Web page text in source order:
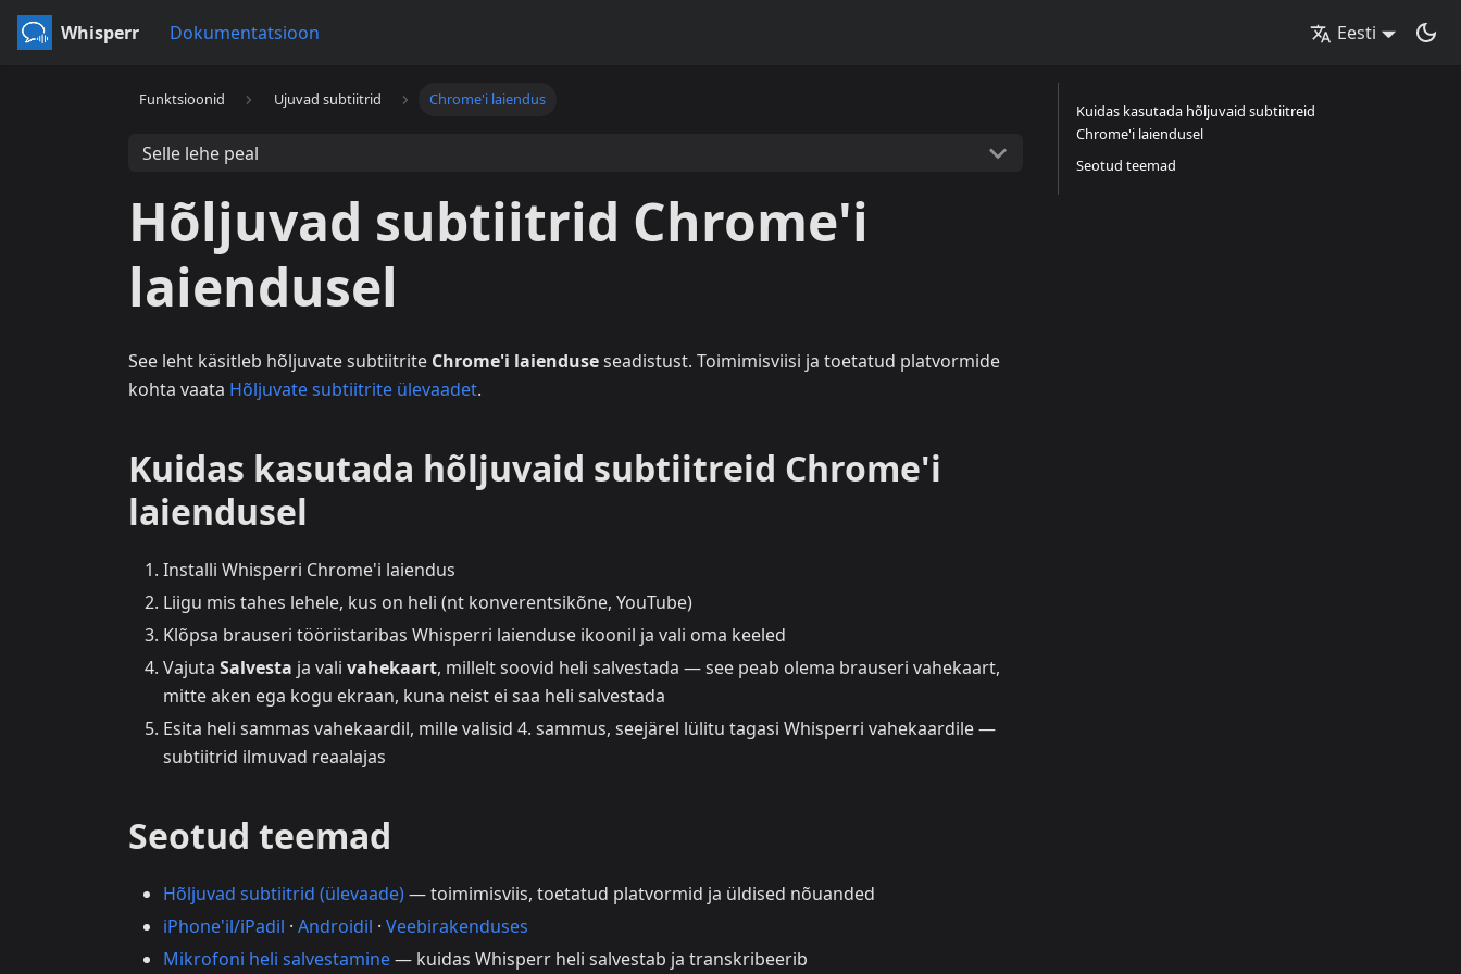
Whisperr Dokumentatsioon Eesti
Funktsioonid Ujuvad subtiitrid Chrome'i laiendus
Selle lehe peal
Hõljuvad subtiitrid Chrome'i
laiendusel
See leht käsitleb hõljuvate subtiitrite Chrome'i laienduseseadistust. Toimimisviisi ja toetatud platvormide
kohta vaata Hõljuvate subtiitrite ülevaadet.
Kuidas kasutada hõljuvaid subtiitreid Chrome'i
laiendusel
Installi Whisperri Chrome'i laiendus
Liigu mis tahes lehele, kus on heli (nt konverentsikõne, YouTube)
Klõpsa brauseri tööriistaribas Whisperri laienduse ikoonil ja vali oma keeled
Vajuta Salvesta ja vali vahekaart, millelt soovid heli salvestada — see peab olema brauseri vahekaart,
mitte aken ega kogu ekraan, kuna neist ei saa heli salvestada
Esita heli sammas vahekaardil, mille valisid 4. sammus, seejärel lülitu tagasi Whisperri vahekaardile —
subtiitrid ilmuvad reaalajas
Seotud teemad
Hõljuvad subtiitrid (ülevaade)— toimimisviis, toetatud platvormid ja üldised nõuanded
iPhone'il/iPadil · Androidil · Veebirakenduses
Mikrofoni heli salvestamine— kuidas Whisperr heli salvestab ja transkribeerib
Kuidas kasutada hõljuvaid subtiitreid
Chrome'i laiendusel
Seotud teemad